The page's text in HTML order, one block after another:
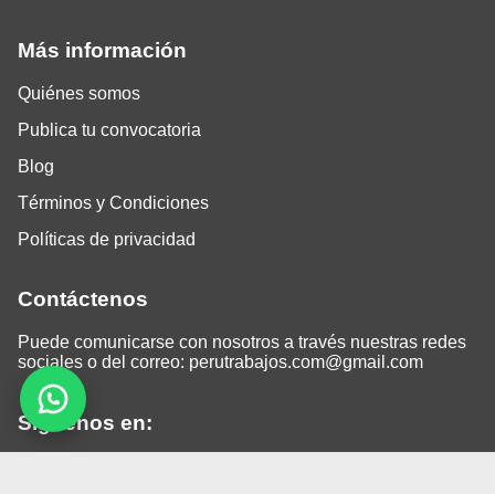
Más información
Quiénes somos
Publica tu convocatoria
Blog
Términos y Condiciones
Políticas de privacidad
Contáctenos
Puede comunicarse con nosotros a través nuestras redes
sociales o del correo: perutrabajos.com@gmail.com
Siguenos en: